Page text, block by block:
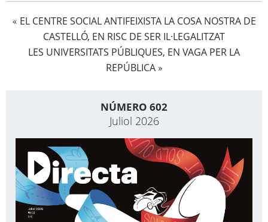
« EL CENTRE SOCIAL ANTIFEIXISTA LA COSA NOSTRA DE
CASTELLÓ, EN RISC DE SER IL·LEGALITZAT
LES UNIVERSITATS PÚBLIQUES, EN VAGA PER LA
REPÚBLICA»
NÚMERO 602
Juliol 2026